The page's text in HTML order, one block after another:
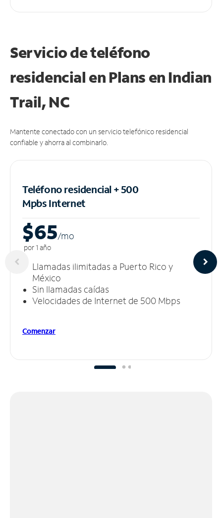
Servicio de teléfono
residencial en Plans en Indian
Trail, NC
Mantente conectado con un servicio telefónico residencial
confiable y ahorra al combinarlo.
Teléfono residencial + 500
MpbsInternet
$65/mo
por 1 año
Llamadas ilimitadas a Puerto Rico y
México
Sin llamadas caídas
Velocidades de Internet de 500 Mbps
Comenzar